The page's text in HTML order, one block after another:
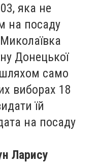
яка не
на посаду
Донецької
шляхом само
виборах 18
їй
на посаду
Ларису